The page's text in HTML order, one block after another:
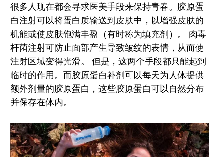
很多人现在都会寻求医美手段来保持青春。胶原蛋
白注射可以将蛋白质输送到皮肤中，以增强皮肤的
机能或使皮肤饱满丰盈（有时称为填充剂）。 肉毒
杆菌注射可防止面部产生导致皱纹的表情，从而使
注射区域变得光滑。 但是，这两个手段都只能起到
临时的作用。而胶原蛋白补剂可以每天为人体提供
额外剂量的胶原蛋白，这些胶原蛋白可以自然分布
并保存在体内。